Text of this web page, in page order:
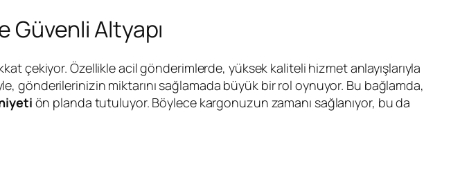
Güvenli Altyapı
çekiyor. Özellikle acil gönderimlerde, yüksek kaliteli hizmet anlayışlarıyla
gönderilerinizin miktarını sağlamada büyük bir rol oynuyor. Bu bağlamda,
ön planda tutuluyor. Böylece kargonuzun zamanı sağlanıyor, bu da